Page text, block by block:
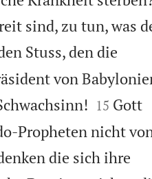
sind, zu tun, was
Stuss, den die
von

15 Gott
Propheten nicht
die sich ihre